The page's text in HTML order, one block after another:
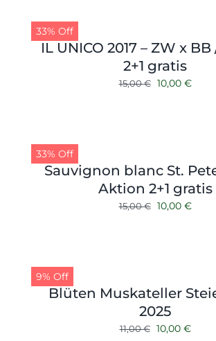
33% Off
IL UNICO 2017 – ZW x
2+1 gratis
15,00€ 10,00 €
33% Off
Sauvignon blanc St.
Aktion 2+1 gratis
15,00€ 10,00 €
9% Off
Blüten Muskateller
2025
11,00€ 10,00 €